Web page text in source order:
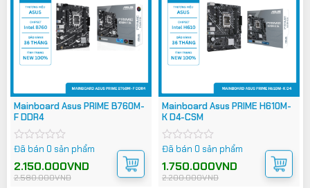
Mainboard Asus PRIME B760M-
F DDR4
Được
hạng
0
Đã bán 0 sản phẩm
2.580.000VND
Giá
gốc
là:
2.150.000VND
Giá
hiện
tại
Mainboard Asus PRIME H610M-
K D4-CSM
Được
hạng
0
Đã bán 0 sản phẩm
2.200.000VND
Giá
gốc
là:
1.750.000VND
Giá
hiện
tại